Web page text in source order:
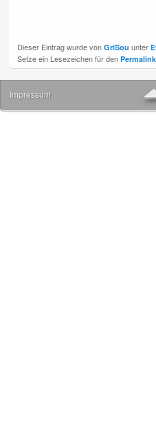
Dieser Eintrag wurde vonGriSou unter
Setze ein Lesezeichen für denPermalink
Impressum